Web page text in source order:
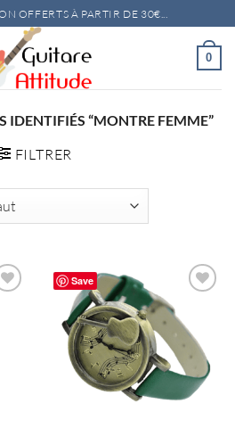
OFFERTS À PARTIR DE 30€...
0
IDENTIFIÉS “MONTRE FEMME”
FILTRER
Save